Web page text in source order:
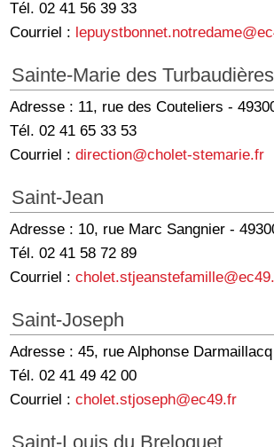
Tél. 02 41 56 39 33
Courriel :
Sainte-Marie des Turbaudières
Adresse : 11, rue des Couteliers -
Tél. 02 41 65 33 53
Courriel :direction@cholet-stemarie.fr
Saint-Jean
Adresse : 10, rue Marc Sangnier -
Tél. 02 41 58 72 89
Courriel :
Saint-Joseph
Adresse : 45, rue Alphonse
Tél. 02 41 49 42 00
Courriel :cholet.stjoseph@ec49.fr
Saint-Louis du Breloquet